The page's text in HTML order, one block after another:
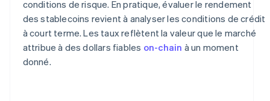
conditions de risque. En pratique, évaluer le rendement
des stablecoins revient à analyser les conditions de crédit
à court terme. Les taux reflètent la valeur que le marché
attribue à des dollars fiables on-chain à un moment
donné.